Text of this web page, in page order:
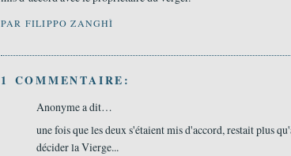
PAR FILIPPO ZANGHÌ
1 COMMENTAIRE:
Anonyme a dit…
une fois que les deux s'étaient mis d'accord, restait plus
décider la Vierge...